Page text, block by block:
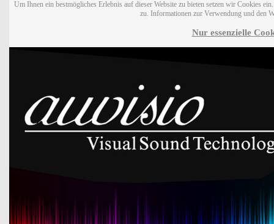
Um Ihnen ein bestmögliches Erlebnis auf dieser Website zu bieten setzen wir Cookies
zu. Informationen zur Verwendung und den
Nur essenzielle